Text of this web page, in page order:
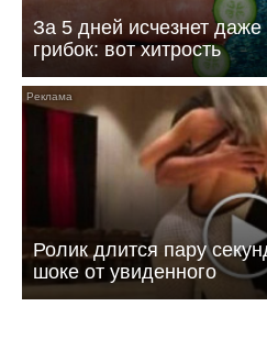
За 5 дней исчезнет
грибок: вот хитрость
Ролик длится пару
шоке от увиденного